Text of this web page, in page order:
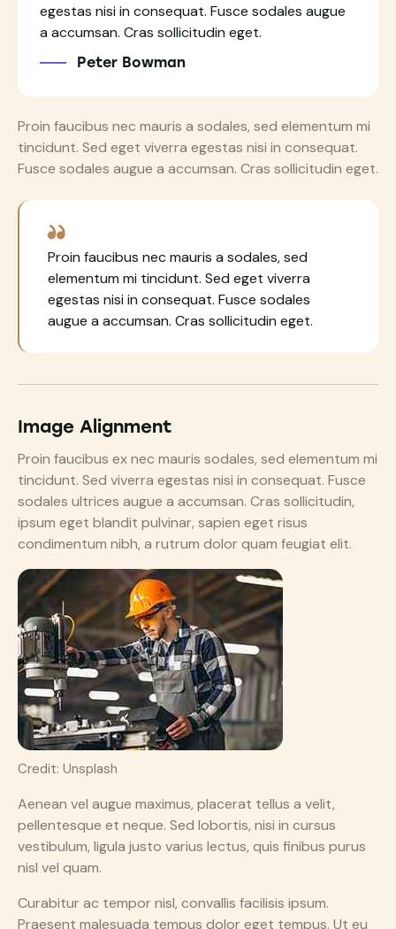
egestas nisi in consequat. Fusce sodales augue
a accumsan. Cras sollicitudin eget.
Peter Bowman
Proin faucibus nec mauris a sodales, sed elementum mi
tincidunt. Sed eget viverra egestas nisi in consequat.
Fusce sodales augue a accumsan. Cras sollicitudin eget.
Proin faucibus nec mauris a sodales, sed
elementum mi tincidunt. Sed eget viverra
egestas nisi in consequat. Fusce sodales
augue a accumsan. Cras sollicitudin eget.
Image Alignment
Proin faucibus ex nec mauris sodales, sed elementum mi
tincidunt. Sed viverra egestas nisi in consequat. Fusce
sodales ultrices augue a accumsan. Cras sollicitudin,
ipsum eget blandit pulvinar, sapien eget risus
condimentum nibh, a rutrum dolor quam feugiat elit.
Credit: Unsplash
Aenean vel augue maximus, placerat tellus a velit,
pellentesque et neque. Sed lobortis, nisi in cursus
vestibulum, ligula justo varius lectus, quis finibus purus
nisl vel quam.
Curabitur ac tempor nisl, convallis facilisis ipsum.
Praesent malesuada tempus dolor eget tempus. Ut eu